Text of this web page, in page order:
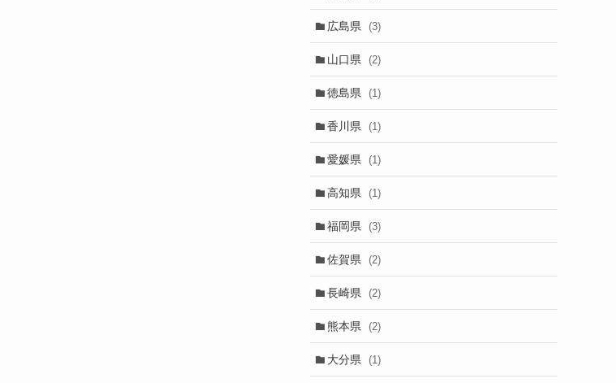
広島県 (3)
山口県 (2)
徳島県 (1)
香川県 (1)
愛媛県 (1)
高知県 (1)
福岡県 (3)
佐賀県 (2)
長崎県 (2)
熊本県 (2)
大分県 (1)